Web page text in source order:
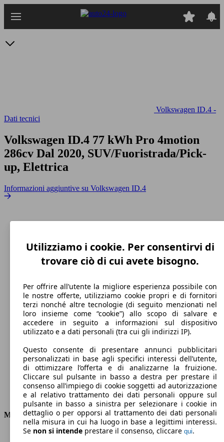
Volkswagen ID.4 -
Dati tecnici
Volkswagen ID.4 77 kWh Pro 4motion
286cv Dal 2020, SUV/Fuoristrada/Pick-
up, Elettrica
Informazioni aggiuntive su Volkswagen ID.4
180 km/h
Velocità massima
Elettrica
Carburante
Motore e Prestazioni
KW (PS)
77 kW (105 PS)
Utilizziamo i cookie. Per consentirvi di
trovare ciò di cui avete bisogno.
Per offrire all’utente la migliore esperienza possibile con
le nostre offerte, utilizziamo cookie propri e di fornitori
terzi nonché altre tecnologie (di seguito menzionati nel
loro insieme come “cookie”) allo scopo di salvare e
accedere in seguito a informazioni sul dispositivo
utilizzato e a dati personali (tra cui gli indirizzi IP).
Questo consente di presentare annunci pubblicitari
personalizzati in base agli specifici interessi dell’utente,
di ottimizzare l’offerta e di analizzarne la fruizione.
Cliccare sul pulsante in basso a destra per prestare il
consenso all’impiego di cookie soggetti ad autorizzazione
e al relativo trattamento dei dati personali oppure sul
pulsante in basso a sinistra per selezionare i cookie in
dettaglio o per opporsi al trattamento dei dati personali
nella misura in cui ha luogo in base a legittimi interessi.
Se non si intende prestare il consenso, cliccare qui.